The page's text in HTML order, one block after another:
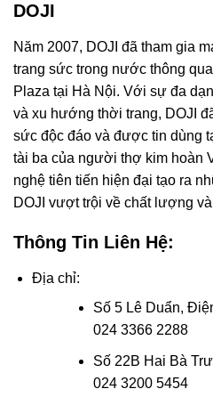
DOJI
Năm 2007, DOJI đã tham gia
trang sức trong nước thông
Plaza tại Hà Nội. Với sự đa
và xu hướng thời trang, DOJI
sức độc đáo và được tin dùng
tài ba của người thợ kim hoàn
nghệ tiên tiến hiện đại tạo ra
DOJI vượt trội về chất lượng và
Thông Tin Liên Hệ:
Địa chỉ:
Số 5 Lê Duẩn,
024 3366 2288
Số 22B Hai Bà
024 3200 5454